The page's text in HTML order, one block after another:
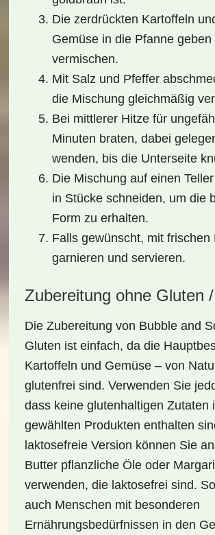
Die zerdrückten Kartoffeln
Gemüse in die Pfanne geben
vermischen.
Mit Salz und Pfeffer
die Mischung gleichmäßig
Bei mittlerer Hitze für
Minuten braten, dabei
wenden, bis die Unterseite
Die Mischung auf einen
in Stücke schneiden, um die
Form zu erhalten.
Falls gewünscht, mit frischen
garnieren und servieren.
Zubereitung ohne Gluten
Die Zubereitung von Bubble and
Gluten ist einfach, da die
Kartoffeln und Gemüse – von
glutenfrei sind. Verwenden Sie
dass keine glutenhaltigen Zutaten
gewählten Produkten enthalten
laktosefreie Version können Sie
Butter pflanzliche Öle oder
verwenden, die laktosefrei sind.
auch Menschen mit besonderen
Ernährungsbedürfnissen in den